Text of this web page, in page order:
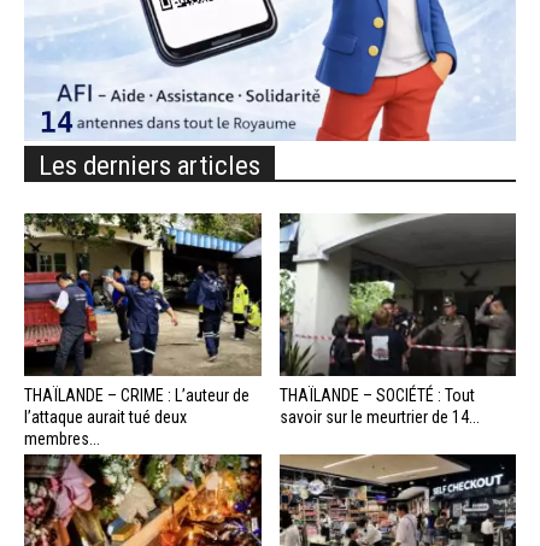
Les derniers articles
THAÏLANDE – CRIME : L’auteur de
l’attaque aurait tué deux
membres...
THAÏLANDE – SOCIÉTÉ : Tout
savoir sur le meurtrier de 14...